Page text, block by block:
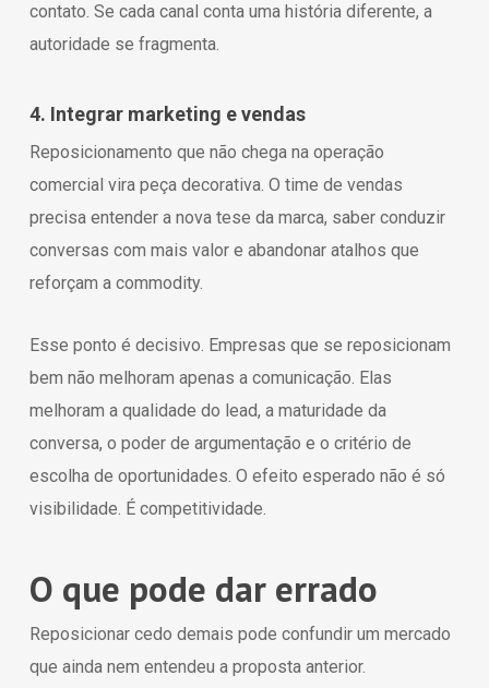
contato. Se cada canal conta uma história diferente, a
autoridade se fragmenta.
4. Integrar marketing e vendas
Reposicionamento que não chega na operação
comercial vira peça decorativa. O time de vendas
precisa entender a nova tese da marca, saber conduzir
conversas com mais valor e abandonar atalhos que
reforçam a commodity.
Esse ponto é decisivo. Empresas que se reposicionam
bem não melhoram apenas a comunicação. Elas
melhoram a qualidade do lead, a maturidade da
conversa, o poder de argumentação e o critério de
escolha de oportunidades. O efeito esperado não é só
visibilidade. É competitividade.
O que pode dar errado
Reposicionar cedo demais pode confundir um mercado
que ainda nem entendeu a proposta anterior.